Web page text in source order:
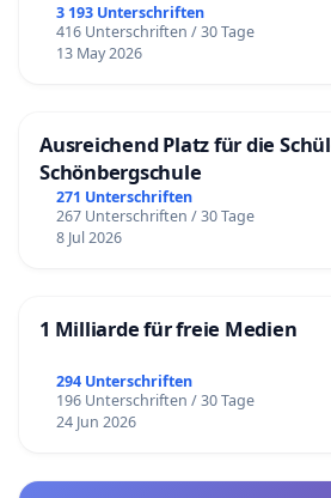
3 193 Unterschriften
416 Unterschriften / 30 Tage
13 May 2026
Ausreichend Platz für die
Schönbergschule
271 Unterschriften
267 Unterschriften / 30 Tage
8 Jul 2026
1 Milliarde für freie Medien
294 Unterschriften
196 Unterschriften / 30 Tage
24 Jun 2026